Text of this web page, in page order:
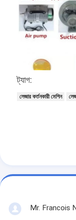
বইয়ের মেকিং মেশিন
স্বয়ংক্রিয় প্যাকিং
প্রাক প্রেস উপকরণ
ট্যাগ:
লেজার কর্তনকারী মেশিন
Mr. Francois